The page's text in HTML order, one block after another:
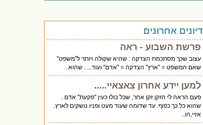
דיונים אחרונים
פרשת השבוע - ראה
עצוב שכך מסתכמת הצדקה : שהיא שקולה ויותר ל"משפט"
שאם המשפט = "ארץ" הצדקה = "אדם" ועוד... . שהוא..
למען יידע אחרון צאצאיי.....
פעם הראה לי הזקן זקן אחר, שכל כולו כעין "פקעת" אדם .
שהוא כל כך כפוף. עד שדומה שעוד מעט ופניו נושקים לארץ.
אזיי,הו..